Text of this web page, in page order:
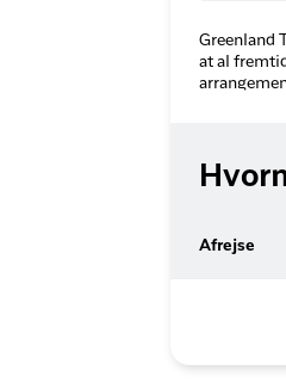
Greenland
at al
Afrejse